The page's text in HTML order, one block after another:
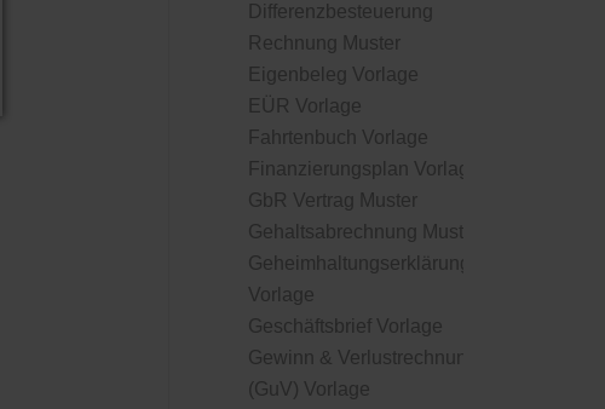
Differenzbesteuerung
Rechnung Muster
Eigenbeleg Vorlage
EÜR Vorlage
Fahrtenbuch Vorlage
Finanzierungsplan Vorlage
GbR Vertrag Muster
Gehaltsabrechnung Muster
Geheimhaltungserklärung
Vorlage
Geschäftsbrief Vorlage
Gewinn & Verlustrechnung
(GuV) Vorlage